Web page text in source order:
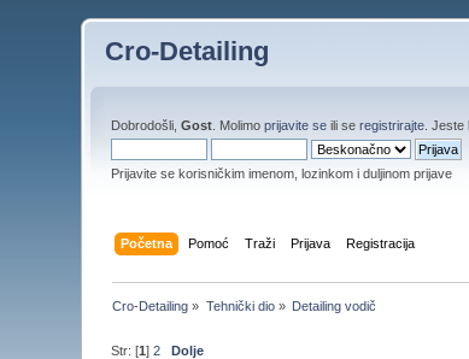
Cro-Detailing
Dobrodošli,Gost . Molimoprijavite se ili seregistrirajte .
Prijavite se korisničkim imenom, lozinkom i duljinom prijave
Početna Pomoć Traži Prijava Registracija
Cro-Detailing » Tehnički dio» Detailing vodič
Str: [1]2 Dolje